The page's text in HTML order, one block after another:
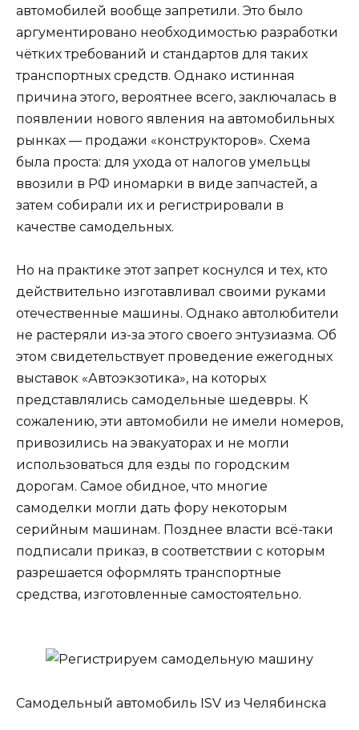
автомобилей вообще запретили. Это было
аргументировано необходимостью разработки
чётких требований и стандартов для таких
транспортных средств. Однако истинная
причина этого, вероятнее всего, заключалась в
появлении нового явления на автомобильных
рынках — продажи «конструкторов». Схема
была проста: для ухода от налогов умельцы
ввозили в РФ иномарки в виде запчастей, а
затем собирали их и регистрировали в
качестве самодельных.
Но на практике этот запрет коснулся и тех, кто
действительно изготавливал своими руками
отечественные машины. Однако автолюбители
не растеряли из-за этого своего энтузиазма. Об
этом свидетельствует проведение ежегодных
выставок «Автоэкзотика», на которых
представлялись самодельные шедевры. К
сожалению, эти автомобили не имели номеров,
привозились на эвакуаторах и не могли
использоваться для езды по городским
дорогам. Самое обидное, что многие
самоделки могли дать фору некоторым
серийным машинам. Позднее власти всё-таки
подписали приказ, в соответствии с которым
разрешается оформлять транспортные
средства, изготовленные самостоятельно.
Самодельный автомобиль ISV из Челябинска